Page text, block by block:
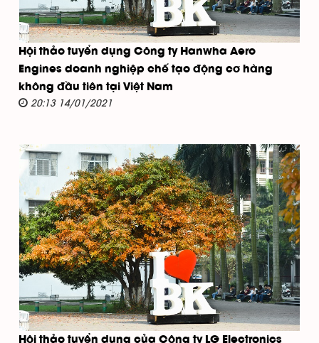
Hội thảo tuyển dụng Công ty Hanwha Aero
Engines doanh nghiệp chế tạo động cơ hàng
không đầu tiên tại Việt Nam
20:13 14/01/2021
Hội thảo tuyển dụng của Công ty LG Electronics